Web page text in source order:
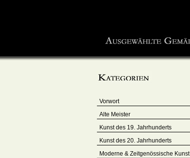
Vorwort
Alte Meister
Kunst des 19. Jahrhunderts
Kunst des 20. Jahrhunderts
Moderne & Zeitgenössische Kunst